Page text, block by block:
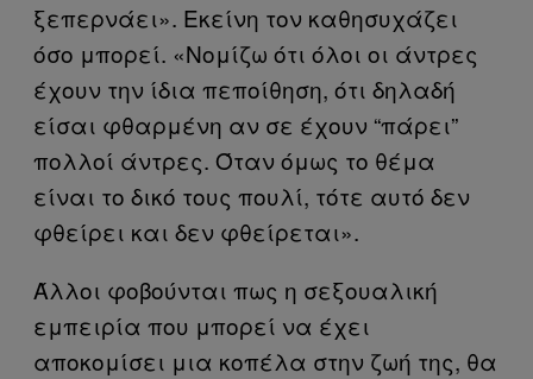
ξεπερνάει». Εκείνη τον καθησυχάζει
όσο μπορεί. «Νομίζω ότι όλοι οι άντρες
έχουν την ίδια πεποίθηση, ότι δηλαδή
είσαι φθαρμένη αν σε έχουν “πάρει”
πολλοί άντρες. Όταν όμως το θέμα
είναι το δικό τους πουλί, τότε αυτό δεν
φθείρει και δεν φθείρεται».
Άλλοι φοβούνται πως η σεξουαλική
εμπειρία που μπορεί να έχει
αποκομίσει μια κοπέλα στην ζωή της, θα